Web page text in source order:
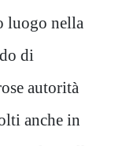
luogo nella
di
autorità
anche in